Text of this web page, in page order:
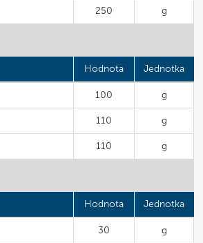
250 g
Hodnota Jednotka
100 g
110 g
110 g
Hodnota Jednotka
30 g